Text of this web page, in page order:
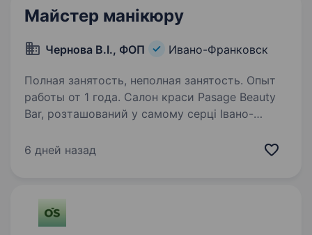
Майстер манікюру
Чернова В.І., ФОП Ивано-Франковск
Полная занятость, неполная занятость. Опыт
работы от 1 года. Салон краси Pasage Beauty
Bar, розташований у самому серці Івано-
з манікюру. Кандідати, що мають можливість
6 дней назад